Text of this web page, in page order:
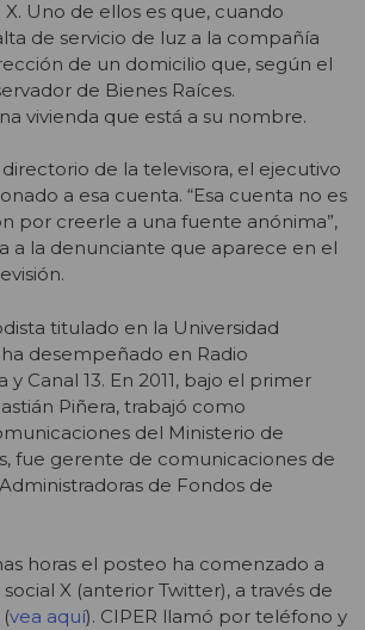
Uno de ellos es que, cuando
de servicio de luz a la compañía
de un domicilio que, según el
de Bienes Raíces.
vivienda que está a su nombre.
directorio de la televisora, el ejecutivo
a esa cuenta. “Esa cuenta no es
por creerle a una fuente anónima”,
a la denunciante que aparece en el
titulado en la Universidad
desempeñado en Radio
Canal 13. En 2011, bajo el primer
Piñera, trabajó como
del Ministerio de
fue gerente de comunicaciones de
de Fondos de
horas el posteo ha comenzado a
X (anterior Twitter), a través de
(vea aquí). CIPER llamó por teléfono y